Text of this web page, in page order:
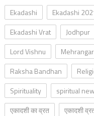
Ekadashi Ekadashi
Ekadashi Vrat
Jodhpur
Lord Vishnu
Raksha Bandhan
Spirituality
spiritual
एकादशी का व्रत
एकादशी